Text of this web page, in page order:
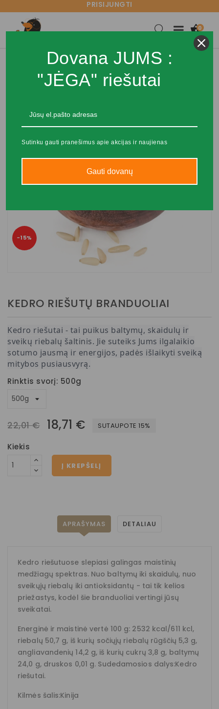
PRISIJUNGTI

0
−15%
KEDRO RIEŠUTŲ BRANDUOLIAI
Kedro riešutai - tai puikus baltymų, skaidulų ir
sveikų riebalų šaltinis. Jie suteiks Jums ilgalaikio
sotumo jausmą ir energijos, padės išlaikyti sveiką
mitybos pusiausvyrą.
Rinktis svorį: 500g
22,01 € 18,71 € SUTAUPOTE 15%
Kiekis
Į KREPŠELĮ
APRAŠYMAS DETALIAU
Kedro riešutuose slepiasi galingas maistinių
medžiagų spektras. Nuo baltymų iki skaidulų, nuo
sveikųjų riebalų iki antioksidantų - tai tik kelios
priežastys, kodėl šie branduoliai vertingi jūsų
sveikatai.
Energinė ir maistinė vertė 100 g: 2532 kcal/611 kcl,
riebalų 50,7 g, iš kurių sočiųjų riebalų rūgščių 5,3 g,
angliavandenių 14,2 g, iš kurių cukrų 3,8 g, baltymų
24,0 g, druskos 0,01 g. Sudedamosios dalys:Kedro
riešutai.
Kilmės šalis:Kinija
Dovana JUMS :
"JĖGA" riešutai
Sutinku gauti pranešimus apie akcijas ir naujienas
Gauti dovanų